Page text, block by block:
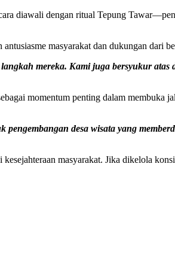
diawali dengan ritual Tepung
masyarakat dan dukungan dari
mereka. Kami juga bersyukur atas
momentum penting dalam membuka
desa wisata yang
masyarakat. Jika dikelola